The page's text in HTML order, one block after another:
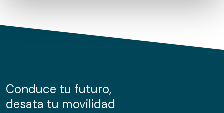
de cookies.
información sobre el uso que haga del sitio web con
nuestros partners de redes sociales, publicidad y análisis
Conduce tu futuro,
desata tu movilidad